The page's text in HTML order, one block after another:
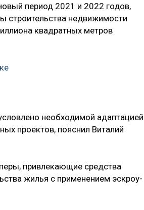
период 2021 и 2022 годов,
строительства недвижимости
квадратных метров
необходимой адаптацией
проектов, пояснил Виталий
привлекающие средства
жилья с применением эскроу-